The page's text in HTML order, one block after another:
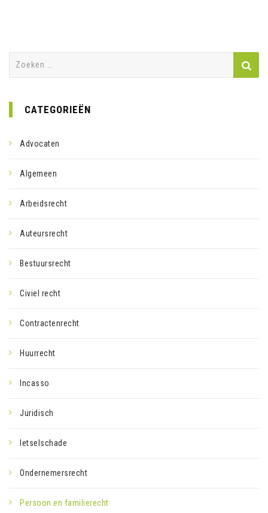
CATEGORIEËN
Advocaten
Algemeen
Arbeidsrecht
Auteursrecht
Bestuursrecht
Civiel recht
Contractenrecht
Huurrecht
Incasso
Juridisch
letselschade
Ondernemersrecht
Persoon en familierecht